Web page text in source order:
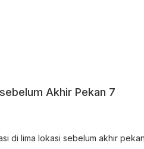
Akhir Pekan 7
di lima lokasi sebelum akhir pekan